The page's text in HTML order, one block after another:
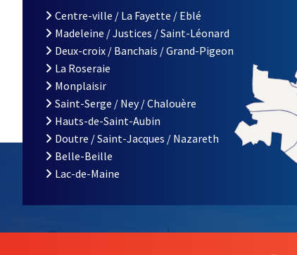
obligatoire)
DEMANDE D'INSCRIPTION À LA LETTRE D'INFORMATION
fenêtre
nouvelle fenêtre
Centre-ville / La Fayette / Eblé
Madeleine / Justices / Saint-Léonard
Deux-croix / Banchais / Grand-Pigeon
La Roseraie
Monplaisir
Saint-Serge / Ney / Chalouère
Hauts-de-Saint-Aubin
Doutre / Saint-Jacques / Nazareth
Belle-Beille
Lac-de-Maine